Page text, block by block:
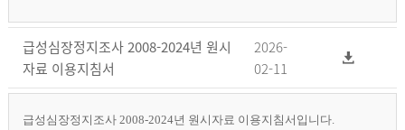
급성심장정지조사 2008-2024년 원시
자료 이용지침서
2026-
02-11
급성심장정지조사 2008-2024년 원시자료 이용지침서입니다.